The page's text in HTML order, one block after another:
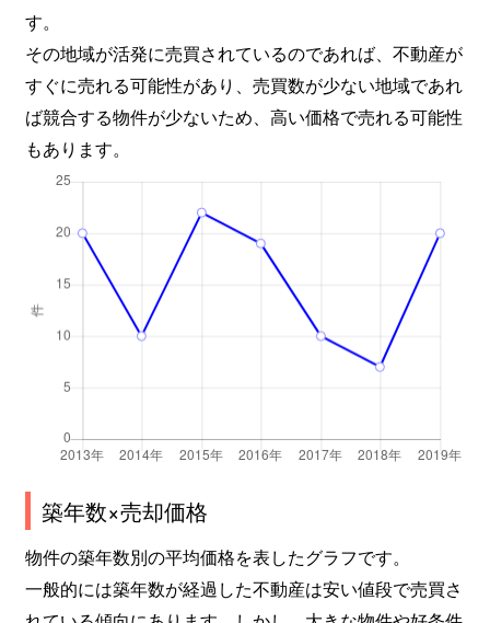
す。
その地域が活発に売買されているのであれば、不動産が
すぐに売れる可能性があり、売買数が少ない地域であれ
ば競合する物件が少ないため、高い価格で売れる可能性
もあります。
築年数×売却価格
物件の築年数別の平均価格を表したグラフです。
一般的には築年数が経過した不動産は安い値段で売買さ